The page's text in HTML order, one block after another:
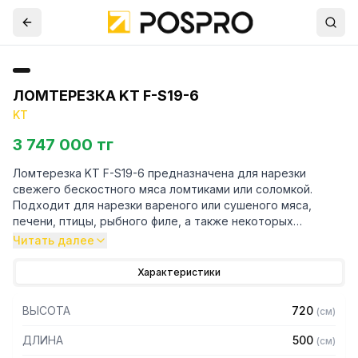
ЛОМТЕРЕЗКА KT F-S19-6
KT
3 747 000 тг
Ломтерезка KT F-S19-6 предназначена для нарезки
свежего бескостного мяса ломтиками или соломкой.
Подходит для нарезки вареного или сушеного мяса,
печени, птицы, рыбного филе, а также некоторых
фруктов, овощей и грибов. Специально разработана для
пищевой промышленности, массового питания, в
Особенности:
Читать далее
Характеристики
ВЫСОТА 720 (см)
ДЛИНА 500 (см)